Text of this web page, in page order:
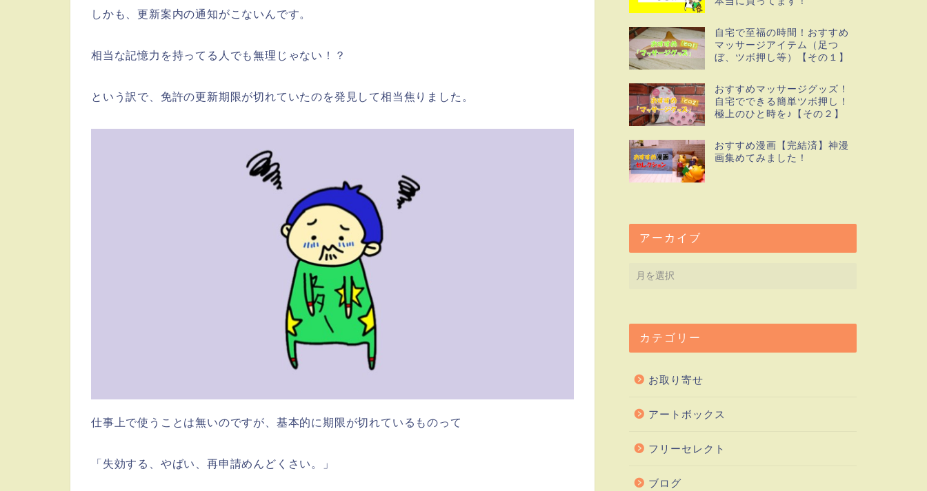
しかも、更新案内の通知がこないんです。
相当な記憶力を持ってる人でも無理じゃない！？
という訳で、免許の更新期限が切れていたのを発見して相当焦りました。
仕事上で使うことは無いのですが、基本的に期限が切れているものって
「失効する、やばい、再申請めんどくさい。」
自宅で至福の時間！おすすめ
マッサージアイテム（足つ
ぼ、ツボ押し等）【その１】
おすすめマッサージグッズ！
自宅でできる簡単ツボ押し！
極上のひと時を♪【その２】
おすすめ漫画【完結済】神漫
画集めてみました！
アーカイブ
カテゴリー
お取り寄せ
アートボックス
フリーセレクト
ブログ